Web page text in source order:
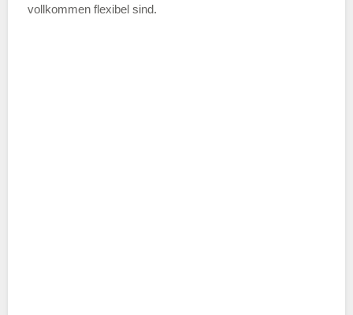
vollkommen flexibel sind.